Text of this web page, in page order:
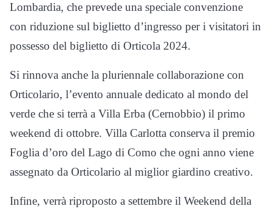
Lombardia, che prevede una speciale convenzione
con riduzione sul biglietto d’ingresso per i visitatori in
possesso del biglietto di Orticola 2024.
Si rinnova anche la pluriennale collaborazione con
Orticolario, l’evento annuale dedicato al mondo del
verde che si terrà a Villa Erba (Cernobbio) il primo
weekend di ottobre. Villa Carlotta conserva il premio
Foglia d’oro del Lago di Como che ogni anno viene
assegnato da Orticolario al miglior giardino creativo.
Infine, verrà riproposto a settembre il Weekend della